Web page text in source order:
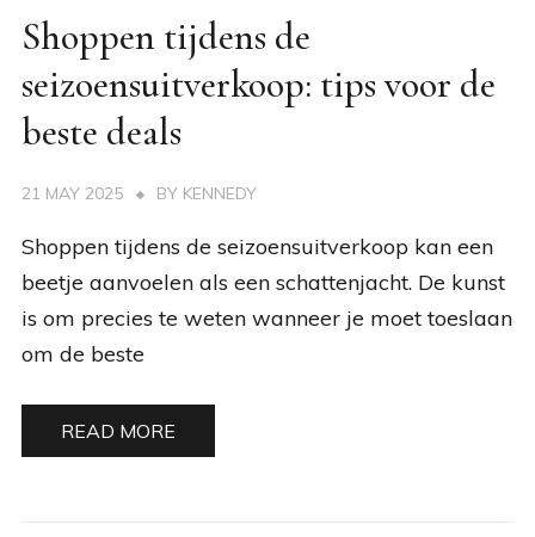
Shoppen tijdens de
seizoensuitverkoop: tips voor de
beste deals
21 MAY 2025 BY KENNEDY
Shoppen tijdens de seizoensuitverkoop kan een
beetje aanvoelen als een schattenjacht. De kunst
is om precies te weten wanneer je moet toeslaan
om de beste
READ MORE